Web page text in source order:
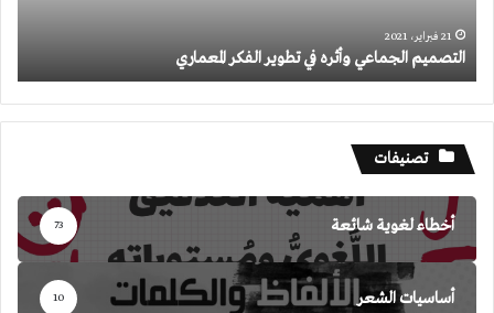
21 فبراير، 2021
التصميم الجماعي وأثره في تطوير الفكر المعماري
تصنيفات
أخطاء لغوية شائعة 73
أساسيات الشعر 10